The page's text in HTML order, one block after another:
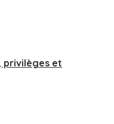
privilèges et